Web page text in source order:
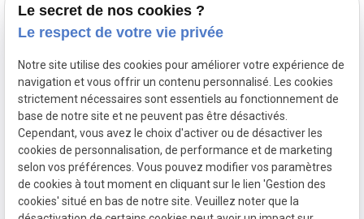
Adresse :
6 Route de Didier
FRANCE ( 6 rue de
Didier )
Contact :
05 96 70 00 13
boucard-campi-
avocats.com
Maître Campi
Honoraires
Postulation
Actualités
Le secret de nos cookies ?
Le respect de votre vie privée
Notre site utilise des cookies pour améliorer votre expérience de
navigation et vous offrir un contenu personnalisé. Les cookies
strictement nécessaires sont essentiels au fonctionnement de
base de notre site et ne peuvent pas être désactivés.
Cependant, vous avez le choix d'activer ou de désactiver les
cookies de personnalisation, de performance et de marketing
selon vos préférences. Vous pouvez modifier vos paramètres
de cookies à tout moment en cliquant sur le lien 'Gestion des
cookies' situé en bas de notre site. Veuillez noter que la